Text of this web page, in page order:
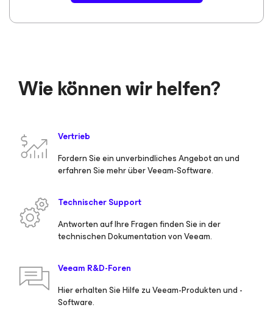
Wie können wir helfen?
Vertrieb
Fordern Sie ein unverbindliches Angebot an und
erfahren Sie mehr über Veeam-Software.
Technischer Support
Antworten auf Ihre Fragen finden Sie in der
technischen Dokumentation von Veeam.
Veeam R&D-Foren
Hier erhalten Sie Hilfe zu Veeam-Produkten und -
Software.